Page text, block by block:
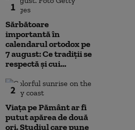
1
Sărbătoare
importantă în
calendarul ortodox pe
7 august: Ce tradiții se
respectă și cui...
2
Viața pe Pământ ar fi
putut apărea de două
ori. Studiul care pune